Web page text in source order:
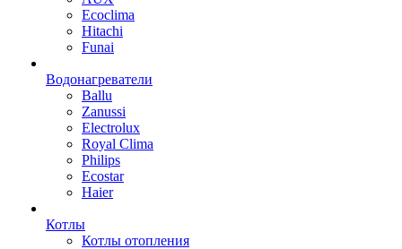
Ecoclima
Hitachi
Funai
Водонагреватели
Ballu
Zanussi
Electrolux
Royal Clima
Philips
Ecostar
Haier
Котлы
Котлы отопления